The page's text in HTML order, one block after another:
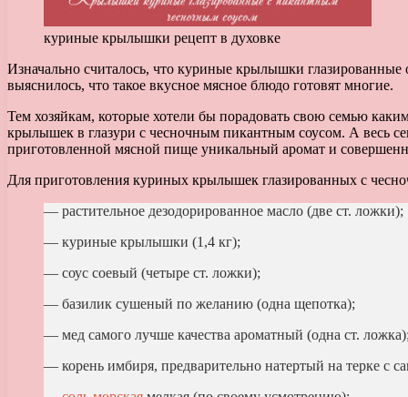
куриные крылышки рецепт в духовке
Изначально считалось, что куриные крылышки глазированные
выяснилось, что такое вкусное мясное блюдо готовят многие.
Тем хозяйкам, которые хотели бы порадовать свою семью
крылышек в глазури с чесночным пикантным соусом. А весь
приготовленной мясной пище уникальный аромат и
Для приготовления куриных крылышек глазированных с
— растительное дезодорированное масло (две ст. ложки);
— куриные крылышки (1,4 кг);
— соус соевый (четыре ст. ложки);
— базилик сушеный по желанию (одна щепотка);
— мед самого лучше качества ароматный (одна ст.
— корень имбиря, предварительно натертый на терке с